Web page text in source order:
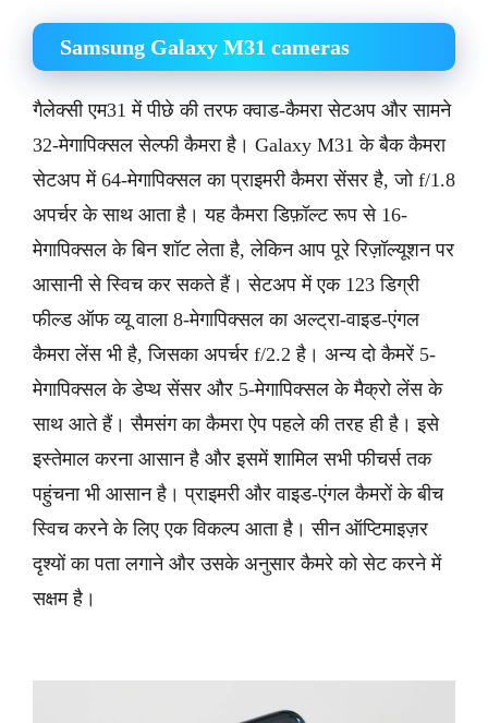
Samsung Galaxy M31 cameras
गैलेक्सी एम31 में पीछे की तरफ क्वाड-कैमरा सेटअप और सामने
32-मेगापिक्सल सेल्फी कैमरा है। Galaxy M31 के बैक कैमरा
सेटअप में 64-मेगापिक्सल का प्राइमरी कैमरा सेंसर है, जो f/1.8
अपर्चर के साथ आता है। यह कैमरा डिफ़ॉल्ट रूप से 16-
मेगापिक्सल के बिन शॉट लेता है, लेकिन आप पूरे रिज़ॉल्यूशन पर
आसानी से स्विच कर सकते हैं। सेटअप में एक 123 डिग्री
फील्ड ऑफ व्यू वाला 8-मेगापिक्सल का अल्ट्रा-वाइड-एंगल
कैमरा लेंस भी है, जिसका अपर्चर f/2.2 है। अन्य दो कैमरें 5-
मेगापिक्सल के डेप्थ सेंसर और 5-मेगापिक्सल के मैक्रो लेंस के
साथ आते हैं। सैमसंग का कैमरा ऐप पहले की तरह ही है। इसे
इस्तेमाल करना आसान है और इसमें शामिल सभी फीचर्स तक
पहुंचना भी आसान है। प्राइमरी और वाइड-एंगल कैमरों के बीच
स्विच करने के लिए एक विकल्प आता है। सीन ऑप्टिमाइज़र
दृश्यों का पता लगाने और उसके अनुसार कैमरे को सेट करने में
सक्षम है।